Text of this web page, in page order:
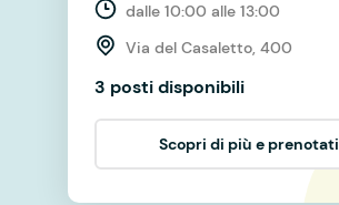
dalle 10:00 alle 13:00
Via del Casaletto, 400
3 posti disponibili
Scopri di più e prenotati